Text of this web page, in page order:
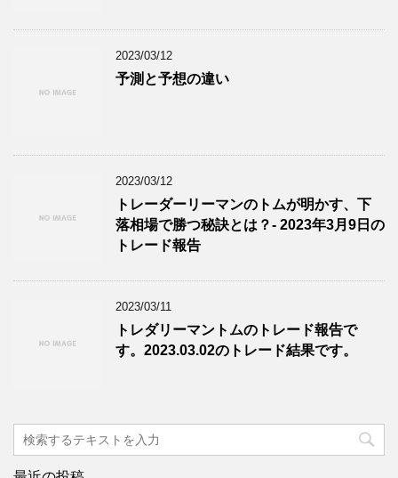
2023/03/12
予測と予想の違い
2023/03/12
トレーダーリーマンのトムが明かす、下
落相場で勝つ秘訣とは？- 2023年3月9日の
トレード報告
2023/03/11
トレダリーマントムのトレード報告で
す。2023.03.02のトレード結果です。